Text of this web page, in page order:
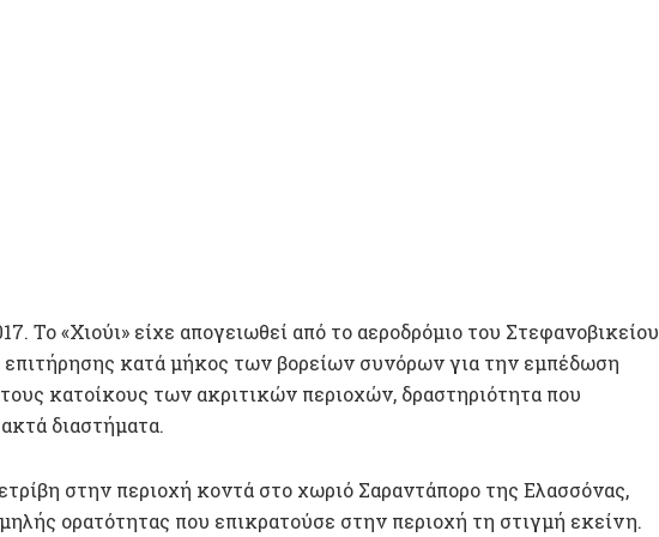
Το «Χιούι» είχε απογειωθεί από το αεροδρόμιο του Στεφανοβικείου
επιτήρησης κατά μήκος των βορείων συνόρων για την εμπέδωση
κατοίκους των ακριτικών περιοχών, δραστηριότητα που
διαστήματα.
στην περιοχή κοντά στο χωριό Σαραντάπορο της Ελασσόνας,
ορατότητας που επικρατούσε στην περιοχή τη στιγμή εκείνη.